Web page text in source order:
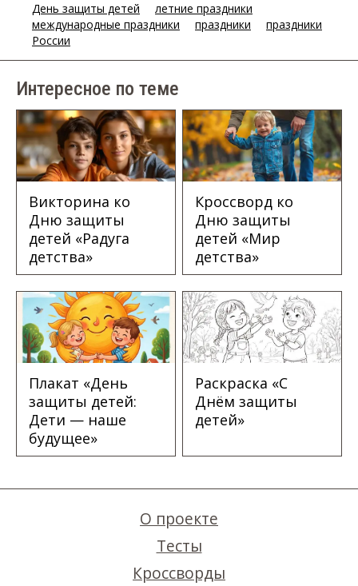
День защиты детей
летние праздники
международные праздники
праздники
праздники
России
Интересное по теме
Викторина ко
Дню защиты
детей «Радуга
детства»
Кроссворд ко
Дню защиты
детей «Мир
детства»
Плакат «День
защиты детей:
Дети — наше
будущее»
Раскраска «С
Днём защиты
детей»
О проекте
Тесты
Кроссворды